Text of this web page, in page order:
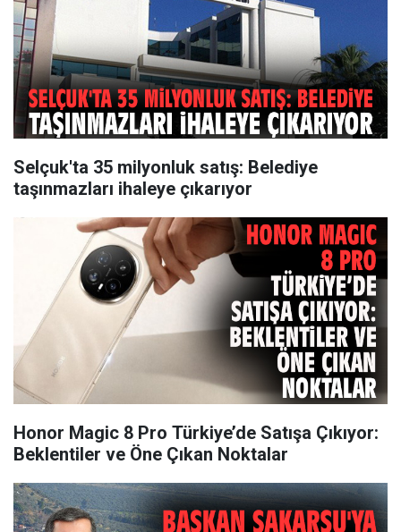
Selçuk'ta 35 milyonluk satış: Belediye
taşınmazları ihaleye çıkarıyor
Honor Magic 8 Pro Türkiye’de Satışa Çıkıyor:
Beklentiler ve Öne Çıkan Noktalar